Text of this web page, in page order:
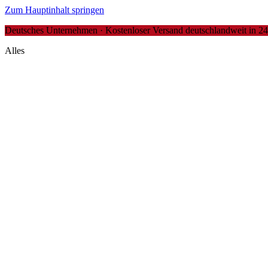
Zum Hauptinhalt springen
Deutsches Unternehmen · Kostenloser Versand deutschlandweit in
Alles